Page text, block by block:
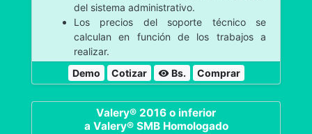
del sistema administrativo.
Los precios del soporte técnico se
calculan en función de los trabajos a
realizar.
Demo
Cotizar visibilityBs. Comprar
Valery® 2016 o inferior
a Valery® SMB Homologado